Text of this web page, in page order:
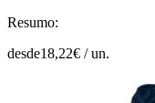
Resumo:
desde18,22€ /un.